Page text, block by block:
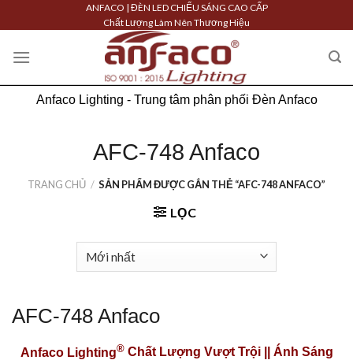
to
content
ANFACO | ĐÈN LED CHIẾU SÁNG CAO CẤP
Chất Lượng Làm Nên Thương Hiệu
Anfaco Lighting - Trung tâm phân phối Đèn Anfaco
AFC-748 Anfaco
TRANG CHỦ / SẢN PHẨM ĐƯỢC GẮN THẺ “AFC-748 ANFACO”
LỌC
AFC-748 Anfaco
Anfaco Lighting® Chất Lượng Vượt Trội || Ánh Sáng